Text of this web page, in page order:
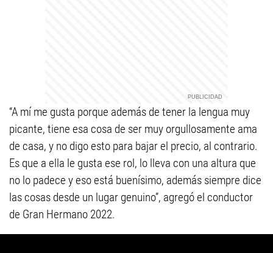
“A mí me gusta porque además de tener la lengua muy
picante, tiene esa cosa de ser muy orgullosamente ama
de casa, y no digo esto para bajar el precio, al contrario.
Es que a ella le gusta ese rol, lo lleva con una altura que
no lo padece y eso está buenísimo, además siempre dice
las cosas desde un lugar genuino”, agregó el conductor
de Gran Hermano 2022.